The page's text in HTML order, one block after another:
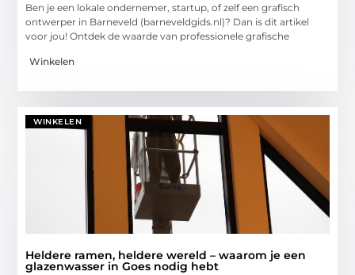
Ben je een lokale ondernemer, startup, of zelf een grafisch
ontwerper in Barneveld (barneveldgids.nl)? Dan is dit artikel
voor jou! Ontdek de waarde van professionele grafische
Winkelen
WINKELEN
Heldere ramen, heldere wereld – waarom je een
glazenwasser in Goes nodig hebt